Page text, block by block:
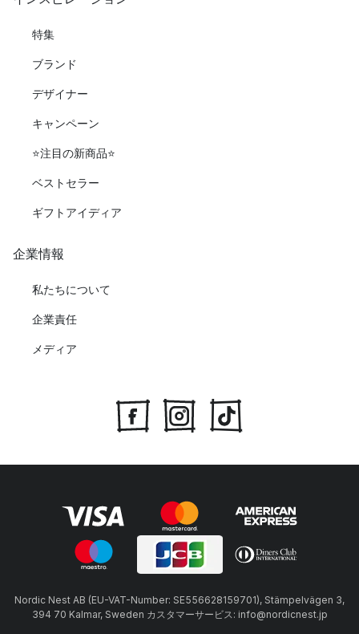
特集
ブランド
デザイナー
キャンペーン
⭐️注目の新商品⭐️
ベストセラー
ギフトアイディア
企業情報
私たちについて
企業責任
メディア
Nordic Nest AB (EU-VAT-Number: SE556628159701), Stämpelvägen 3,
394 70 Kalmar, Sweden カスタマーサービス: info@nordicnest.jp